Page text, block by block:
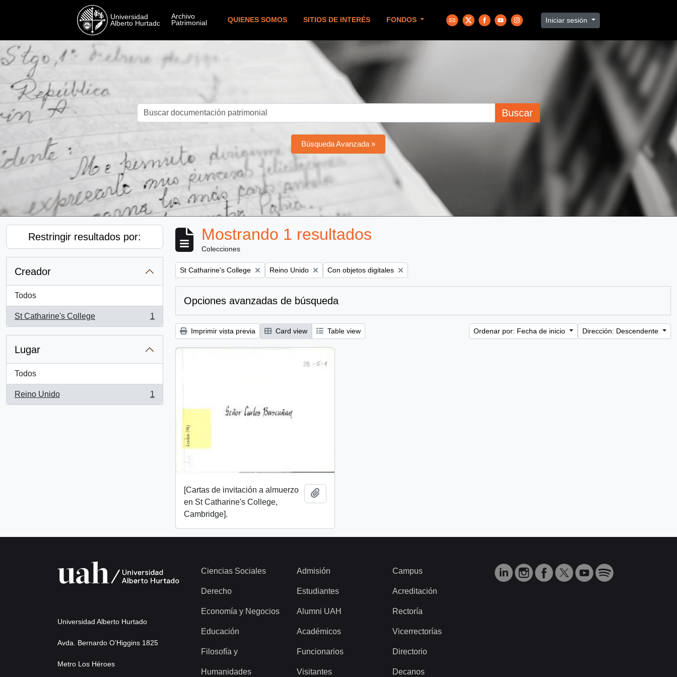
QUIENES SOMOS SITIOS DE INTERÉS FONDOS Iniciar sesión
Buscar
Búsqueda Avanzada »
Restringir resultados por:
Creador
Todos
St Catharine's College
, 1 resultados
1
Lugar
Todos
Reino Unido
, 1 resultados
1
Mostrando 1 resultados
Colecciones
Remove filter:
St Catharine's College Remove filter:
Reino Unido Remove filter:
Con objetos digitales
Opciones avanzadas de búsqueda
Imprimir vista previa Card view Table view Ordenar por: Fecha de inicio Dirección: Descendente
[Cartas de invitación a almuerzo
en St Catharine's College,
Cambridge].
Universidad Alberto Hurtado
Avda. Bernardo O’Higgins 1825
Metro Los Héroes
Ciencias Sociales
Derecho
Economía y Negocios
Educación
Filosofía y
Humanidades
Admisión
Estudiantes
Alumni UAH
Académicos
Funcionarios
Visitantes
Campus
Acreditación
Rectoría
Vicerrectorías
Directorio
Decanos